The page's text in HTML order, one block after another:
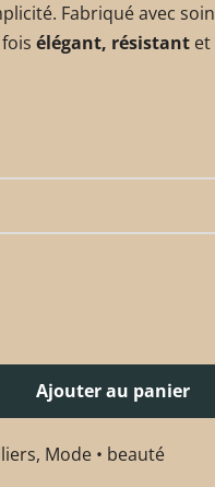
Fabriqué avec
élégant, résistant et
Ajouter au panier
, Mode • beauté